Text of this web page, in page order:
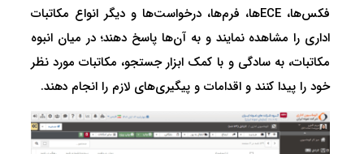
فکس‌ها، ECEها، فرم‌ها، درخواست‌ها و دیگر انواع مکاتبات
اداری را مشاهده نمایند و به آن‌ها پاسخ دهند؛ در میان انبوه
مکاتبات، به سادگی و با کمک ابزار جستجو، مکاتبات مورد نظر
خود را پیدا کنند و اقدامات و پیگیری‌های لازم را انجام دهند.